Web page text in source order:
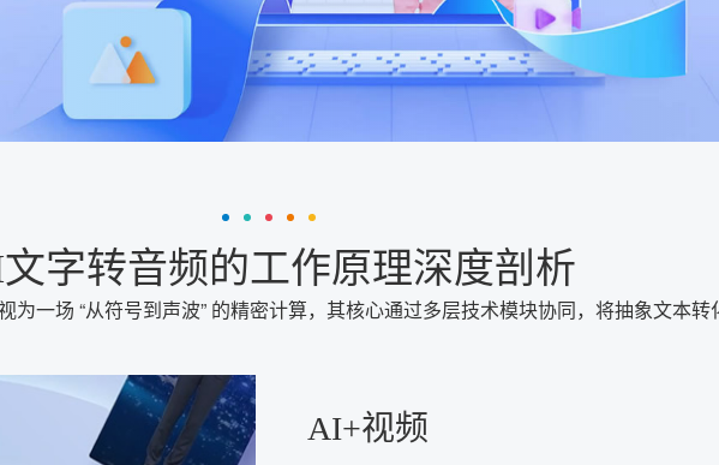
字转音频的工作原理深度剖析
一场 “从符号到声波” 的精密计算，其核心通过多层技术模块协同，将抽象文本转
AI+视频